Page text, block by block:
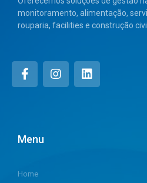
monitoramento, alimentação,
rouparia, facilities e construção
Menu
Home